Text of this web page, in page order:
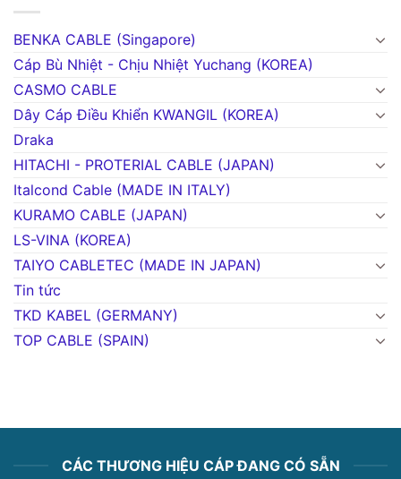
BENKA CABLE (Singapore)
Cáp Bù Nhiệt - Chịu Nhiệt Yuchang (KOREA)
CASMO CABLE
Dây Cáp Điều Khiển KWANGIL (KOREA)
Draka
HITACHI - PROTERIAL CABLE (JAPAN)
Italcond Cable (MADE IN ITALY)
KURAMO CABLE (JAPAN)
LS-VINA (KOREA)
TAIYO CABLETEC (MADE IN JAPAN)
Tin tức
TKD KABEL (GERMANY)
TOP CABLE (SPAIN)
CÁC THƯƠNG HIỆU CÁP ĐANG CÓ SẴN